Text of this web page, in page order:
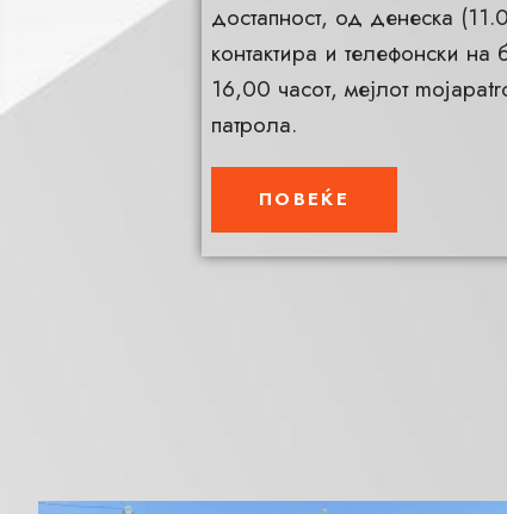
достапност, од денеска
контактира и телефонски
16,00 часот, мејлот
патрола.
ПОВЕЌЕ